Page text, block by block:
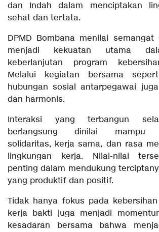
dan Indah dalam menciptakan
sehat dan tertata.
DPMD Bombana menilai semangat
menjadi kekuatan utama
keberlanjutan program
Melalui kegiatan bersama
hubungan sosial antarpegawai
dan harmonis.
Interaksi yang terbangun
berlangsung dinilai mampu
solidaritas, kerja sama, dan rasa
lingkungan kerja. Nilai-nilai
penting dalam mendukung
yang produktif dan positif.
Tidak hanya fokus pada
kerja bakti juga menjadi
kesadaran bersama bahwa